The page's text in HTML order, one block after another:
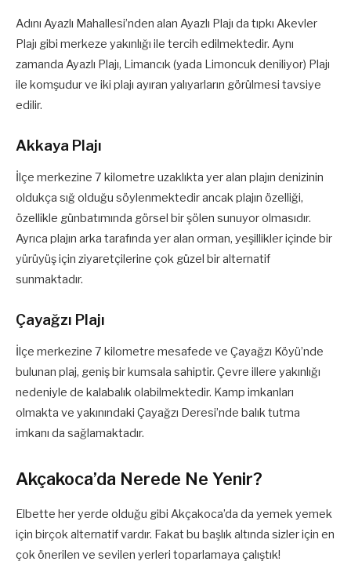
Adını Ayazlı Mahallesi’nden alan Ayazlı Plajı da tıpkı Akevler
Plajı gibi merkeze yakınlığı ile tercih edilmektedir. Aynı
zamanda Ayazlı Plajı, Limancık (yada Limoncuk deniliyor) Plajı
ile komşudur ve iki plajı ayıran yalıyarların görülmesi tavsiye
edilir.
Akkaya Plajı
İlçe merkezine 7 kilometre uzaklıkta yer alan plajın denizinin
oldukça sığ olduğu söylenmektedir ancak plajın özelliği,
özellikle günbatımında görsel bir şölen sunuyor olmasıdır.
Ayrıca plajın arka tarafında yer alan orman, yeşillikler içinde bir
yürüyüş için ziyaretçilerine çok güzel bir alternatif
sunmaktadır.
Çayağzı Plajı
İlçe merkezine 7 kilometre mesafede ve Çayağzı Köyü’nde
bulunan plaj, geniş bir kumsala sahiptir. Çevre illere yakınlığı
nedeniyle de kalabalık olabilmektedir. Kamp imkanları
olmakta ve yakınındaki Çayağzı Deresi’nde balık tutma
imkanı da sağlamaktadır.
Akçakoca’da Nerede Ne Yenir?
Elbette her yerde olduğu gibi Akçakoca’da da yemek yemek
için birçok alternatif vardır. Fakat bu başlık altında sizler için en
çok önerilen ve sevilen yerleri toparlamaya çalıştık!